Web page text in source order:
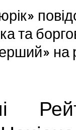
та
на